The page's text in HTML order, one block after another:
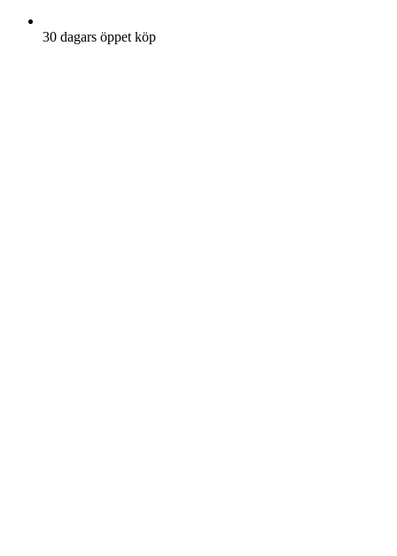
30 dagars öppet köp